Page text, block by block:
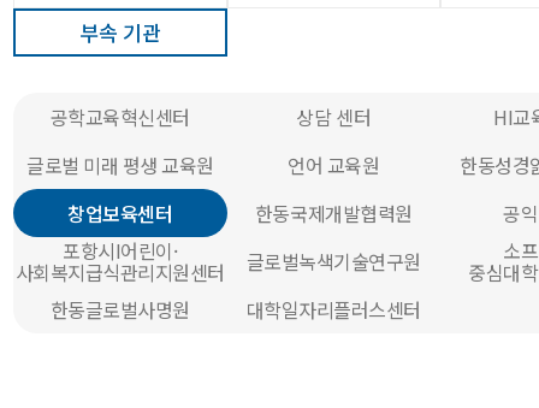
부속 기관
공학교육혁신센터 상담 센터
HI교
글로벌 미래 평생 교육원
언어 교육원
한동성경
창업보육센터
한동국제개발협력원
공
포항시I어린이·
사회복지급식관리지원센터 글로벌녹색기술연구원 소
중심대
한동글로벌사명원
대학일자리플러스센터